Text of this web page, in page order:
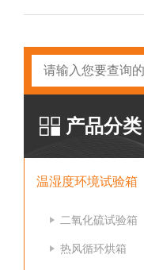
产品分类
温湿度环境试验箱
二氧化硫试验箱
热风循环烘箱